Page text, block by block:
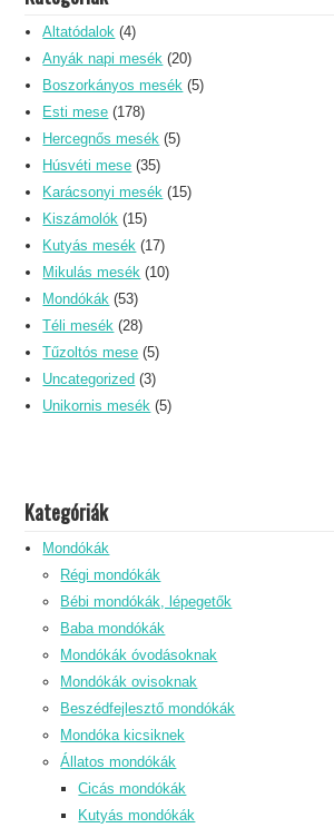
Altatódalok (4)
Anyák napi mesék (20)
Boszorkányos mesék (5)
Esti mese (178)
Hercegnős mesék (5)
Húsvéti mese (35)
Karácsonyi mesék (15)
Kiszámolók (15)
Kutyás mesék (17)
Mikulás mesék (10)
Mondókák (53)
Téli mesék (28)
Tűzoltós mese (5)
Uncategorized (3)
Unikornis mesék (5)
Kategóriák
Mondókák
Régi mondókák
Bébi mondókák, lépegetők
Baba mondókák
Mondókák óvodásoknak
Mondókák ovisoknak
Beszédfejlesztő mondókák
Mondóka kicsiknek
Állatos mondókák
Cicás mondókák
Kutyás mondókák